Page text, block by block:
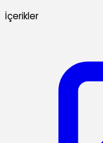
İçerikler